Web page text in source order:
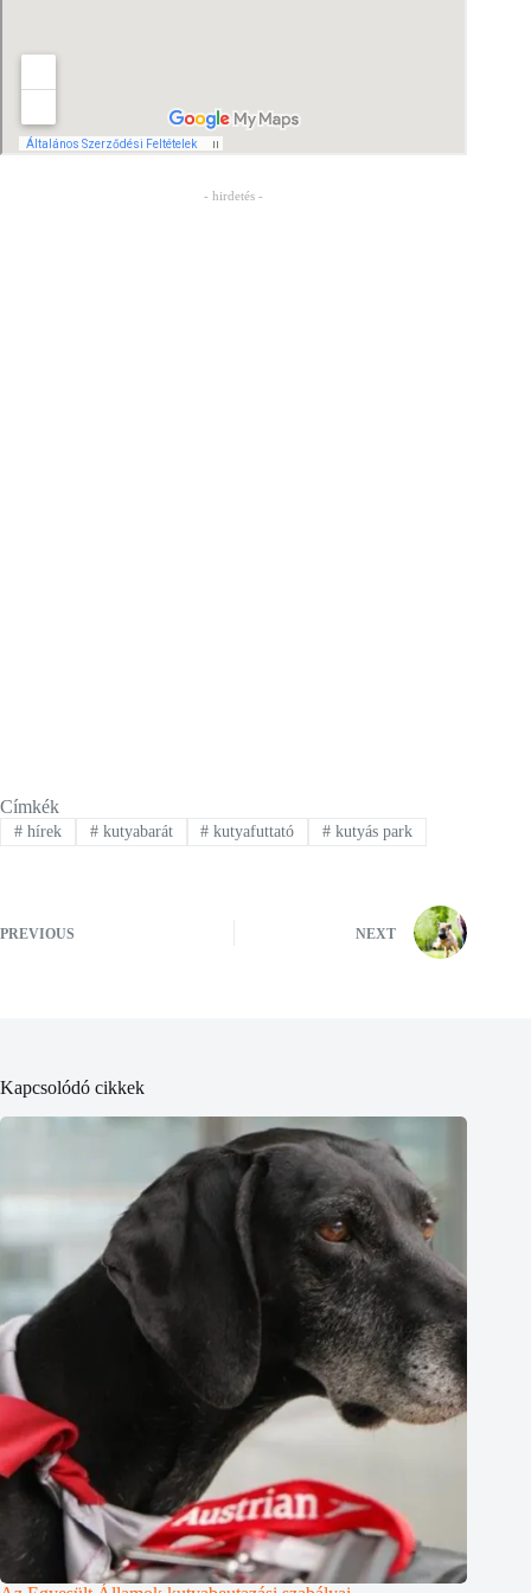
- hirdetés -
Címkék
#hírek #kutyabarát # kutyafuttató # kutyás park
PREVIOUS NEXT
Kapcsolódó cikkek